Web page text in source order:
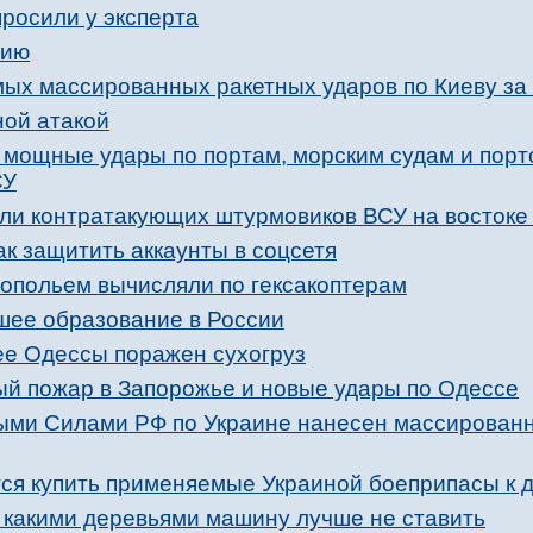
у эксперта
массированных ракетных ударов по Киеву
атакой
удары по портам, морским судам и
контратакующих штурмовиков ВСУ на
аккаунты в соцсетя
вычисляли по гексакоптерам
образование в России
Одессы поражен сухогруз
пожар в Запорожье и новые удары по Одессе
Силами РФ по Украине нанесен
купить применяемые Украиной боеприпасы к
какими деревьями машину лучше не ставить